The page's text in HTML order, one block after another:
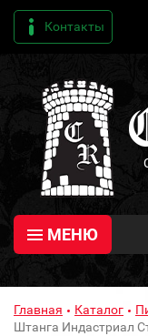
Контакты
МЕНЮ
Главная Каталог
Штанга Индастриал